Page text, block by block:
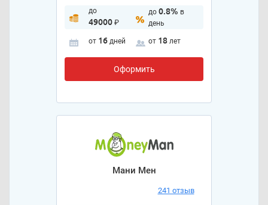
до
49000₽
до 0.8% в
день
от 16 дней от 18 лет
Оформить
Мани Мен
241 отзыв